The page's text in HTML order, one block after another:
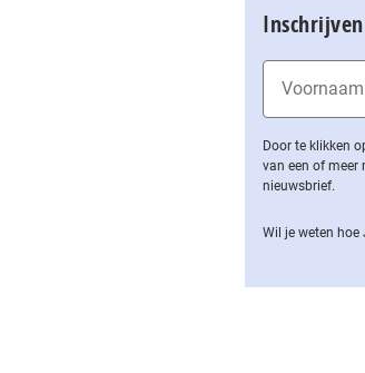
Door te klikken
van een of
nieuwsbrief.
Wil je weten